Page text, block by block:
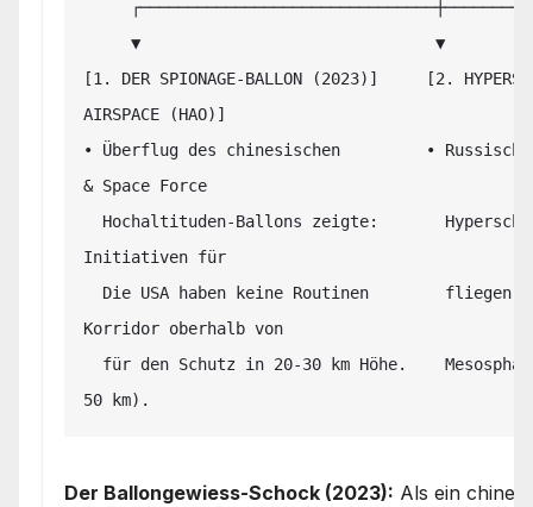
[1. DER SPIONAGE-BALLON (2023)]     [2.
AIRSPACE (HAO)]
• Überflug des chinesischen         •
& Space Force
Initiativen für
Korridor oberhalb von
Der Ballongewiess-Schock (2023): Als ein